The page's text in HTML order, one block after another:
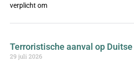
verplicht om
Terroristische aanval op
29 juli 2026